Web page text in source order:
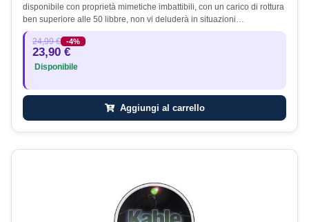
disponibile con proprietà mimetiche imbattibili, con un carico di rottura
ben superiore alle 50 libbre, non vi deluderà in situazioni…
24,99 € -4%
23,90 €
Disponibile
Aggiungi al carrello